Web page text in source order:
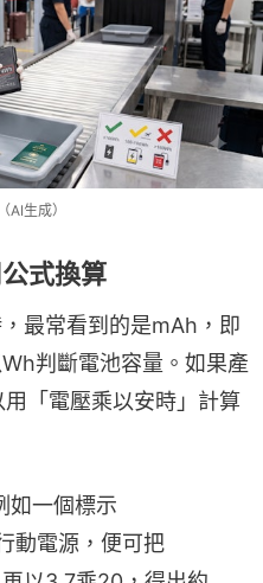
生成）
式換算
最常看到的是mAh，即
判斷電池容量。如果產
「電壓乘以安時」計算
如一個標示
動電源，便可把